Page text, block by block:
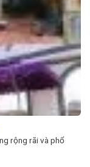
rộng rãi và phổ